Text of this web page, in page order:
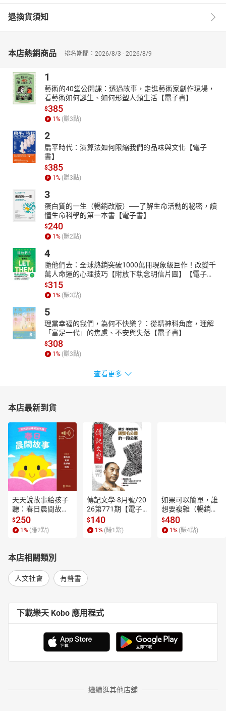
退換貨須知
本店熱銷商品 排名期間：2026/8/3 - 2026/8/9
1
藝術的40堂公開課：透過故事，走進藝術家創作現場，
看藝術如何誕生、如何形塑人類生活【電子書】
$385
1% (賺3點)
2
扁平時代：演算法如何限縮我們的品味與文化【電子
書】
$385
1% (賺3點)
3
蛋白質的一生（暢銷改版）──了解生命活動的秘密，讀
懂生命科學的第一本書【電子書】
$240
1% (賺2點)
4
隨他們去：全球熱銷突破1000萬冊現象級巨作！改變千
萬人命運的心理技巧【附放下執念明信片圖】【電子
書】
$315
1% (賺3點)
5
理當幸福的我們，為何不快樂？：從精神科角度，理解
「富足一代」的焦慮、不安與失落【電子書】
$308
1% (賺3點)
查看更多
本店最新到貨
天天說故事給孩子
聽：春日晨間故事
【有聲書】
$250
1 % (賺2點)
傳記文學-8月號/20
26第771期【電子
書】
$140
1 % (賺1 點)
如果可以簡單，誰
想要複雜（暢銷經
典新編版）【電子
書】
$480
1 % (賺4點)
本店相關類別
人文社會 有聲書
下載樂天 Kobo 應用程式
繼續逛其他店舖